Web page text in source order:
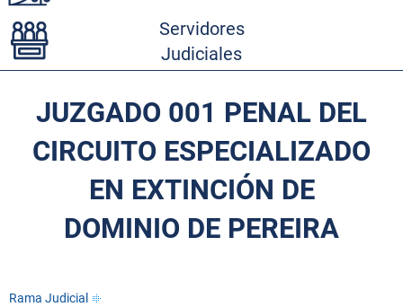
Servidores
Judiciales
JUZGADO 001 PENAL DEL
CIRCUITO ESPECIALIZADO
EN EXTINCIÓN DE
DOMINIO DE PEREIRA
Rama Judicial